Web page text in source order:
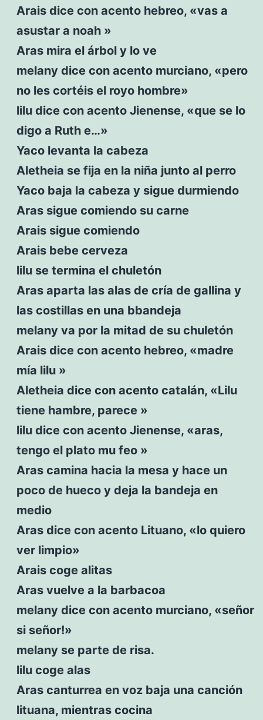
Arais dice con acento hebreo, «vas a
asustar a noah »
Aras mira el árbol y lo ve
melany dice con acento murciano, «pero
no les cortéis el royo hombre»
lilu dice con acento Jienense, «que se lo
digo a Ruth e…»
Yaco levanta la cabeza
Aletheia se fija en la niña junto al perro
Yaco baja la cabeza y sigue durmiendo
Aras sigue comiendo su carne
Arais sigue comiendo
Arais bebe cerveza
lilu se termina el chuletón
Aras aparta las alas de cría de gallina y
las costillas en una bbandeja
melany va por la mitad de su chuletón
Arais dice con acento hebreo, «madre
mía lilu »
Aletheia dice con acento catalán, «Lilu
tiene hambre, parece »
lilu dice con acento Jienense, «aras,
tengo el plato mu feo »
Aras camina hacia la mesa y hace un
poco de hueco y deja la bandeja en
medio
Aras dice con acento Lituano, «lo quiero
ver limpio»
Arais coge alitas
Aras vuelve a la barbacoa
melany dice con acento murciano, «señor
si señor!»
melany se parte de risa.
lilu coge alas
Aras canturrea en voz baja una canción
lituana, mientras cocina